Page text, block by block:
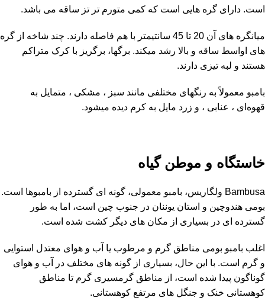
است. دارای گره هایی است که کمی متورم تر تز ساقه می باشد.
میانگره های آن 20 تا 45 سانتیمتر با هم فاصله دارند. چند شاخه از گره
های اواسط ساقه و بالا رشد میکند. برگها، برگریز با کرک متراکم
هستند و لبه تیزی دارند.
بامبو معمولاً به رنگهای مختلفی مانند سبز ، مشکی ، متمایل به
قهوه‌ای ، عنابی ، و زرد مایل به کرم دیده میشود.
خاستگاه و موطن گیاه
Bambusa ولگاریس، بامبو معمولی، گونه ای گسترده از بامبوها است.
بومی هندوچین و استان یوننان در جنوب چین است، اما به طور
گسترده ای در بسیاری از مکان های دیگر کشت شده است.
اغلب بامبو بومی مناطق گرم و مرطوب یا آب و هوای معتدل استوایی
و گرم است. با این حال، بسیاری از گونه های مختلف در آب و هوای
گوناگون پیدا شده است، از مناطق گرمسیری گرم تا مناطق
کوهستانی خنک و جنگل های مرتفع کوهستانی.